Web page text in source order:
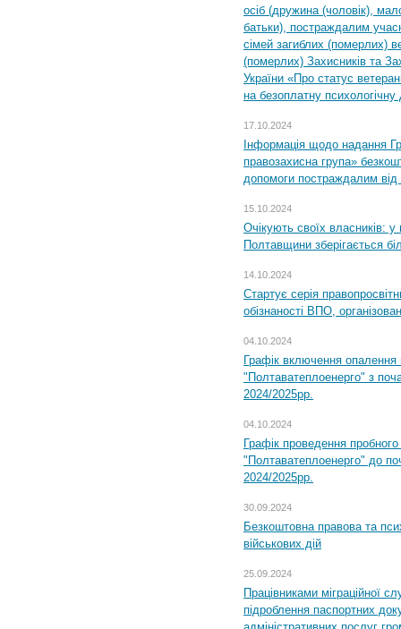
осіб (дружина (чоловік),
батьки), постраждалим
сімей загиблих (померлих)
(померлих) Захисників та
України «Про статус
на безоплатну психологічну
17.10.2024
Інформація щодо надання
правозахисна група»
допомоги постраждалим від
15.10.2024
Очікують своїх власників: у
Полтавщини зберігається
14.10.2024
Стартує серія
обізнаності ВПО,
04.10.2024
Графік включення
"Полтаватеплоенерго" з
2024/2025рр.
04.10.2024
Графік проведення
"Полтаватеплоенерго" до
2024/2025рр.
30.09.2024
Безкоштовна правова та
військових дій
25.09.2024
Працівниками міграційної
підроблення паспортних